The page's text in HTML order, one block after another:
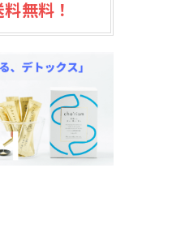
無料！